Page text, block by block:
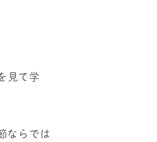
見て学
ならでは